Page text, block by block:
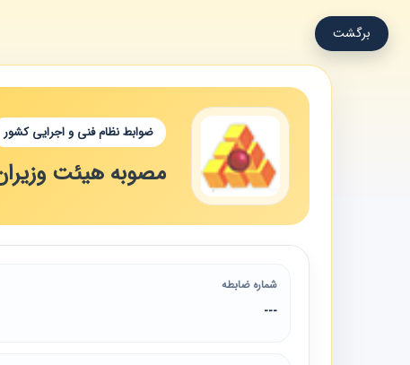
برگشت
ضوابط نظام فنی و اجرایی کشور
مصوبه هیئت
شماره ضابطه
---